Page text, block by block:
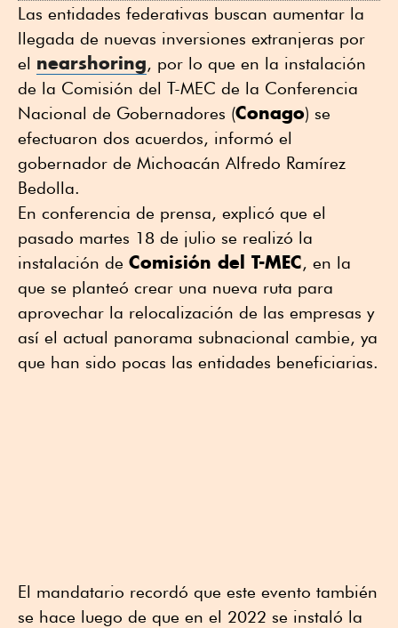
Las entidades federativas buscan aumentar la
llegada de nuevas inversiones extranjeras por
el nearshoring, por lo que en la instalación
de la Comisión del T-MEC de la Conferencia
Nacional de Gobernadores (Conago) se
efectuaron dos acuerdos, informó el
gobernador de Michoacán Alfredo Ramírez
Bedolla.
En conferencia de prensa, explicó que el
pasado martes 18 de julio se realizó la
instalación de Comisión del T-MEC, en la
que se planteó crear una nueva ruta para
aprovechar la relocalización de las empresas y
así el actual panorama subnacional cambie, ya
que han sido pocas las entidades beneficiarias.
El mandatario recordó que este evento también
se hace luego de que en el 2022 se instaló la